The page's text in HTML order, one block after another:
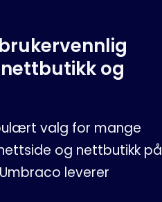
og
valg for mange
og nettbutikk på
leverer